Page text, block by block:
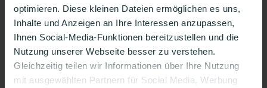
optimieren. Diese kleinen Dateien ermöglichen es uns,
Inhalte und Anzeigen an Ihre Interessen anzupassen,
Ihnen Social-Media-Funktionen bereitzustellen und die
Nutzung unserer Webseite besser zu verstehen.
Gleichzeitig teilen wir Informationen über Ihre Nutzung
mit ausgewählten Partnern für Social Media, Werbung